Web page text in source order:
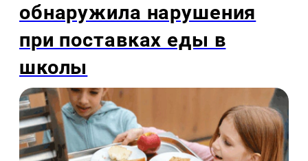
обнаружила нарушения
при поставках еды в
школы